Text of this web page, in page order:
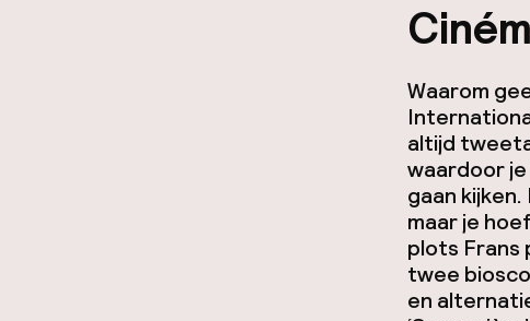
Waarom
altijd
waardoor
gaan
maar je
plots Frans
twee
en